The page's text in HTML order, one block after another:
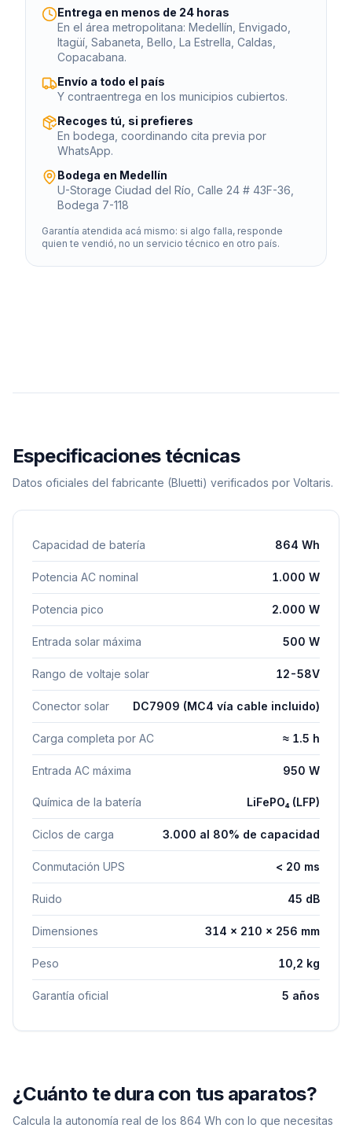
Entrega en menos de 24 horas
En el área metropolitana: Medellín, Envigado,
Itagüí, Sabaneta, Bello, La Estrella, Caldas,
Copacabana.
Envío a todo el país
Y contraentrega en los municipios cubiertos.
Recoges tú, si prefieres
En bodega, coordinando cita previa por
WhatsApp.
Bodega en Medellín
U-Storage Ciudad del Río, Calle 24 # 43F-36,
Bodega 7-118
Garantía atendida acá mismo: si algo falla, responde
quien te vendió, no un servicio técnico en otro país.
Especificaciones técnicas
Datos oficiales del fabricante (Bluetti) verificados por Voltaris.
Capacidad de batería 864 Wh
Potencia AC nominal 1.000 W
Potencia pico 2.000 W
Entrada solar máxima 500 W
Rango de voltaje solar 12-58V
Conector solar DC7909 (MC4 vía cable incluido)
Carga completa por AC ≈ 1.5 h
Entrada AC máxima 950 W
Química de la batería LiFePO₄ (LFP)
Ciclos de carga 3.000 al 80% de capacidad
Conmutación UPS < 20 ms
Ruido 45 dB
Dimensiones 314 × 210 × 256 mm
Peso 10,2 kg
Garantía oficial 5 años
¿Cuánto te dura con tus aparatos?
Calcula la autonomía real de los 864 Wh con lo que necesitas